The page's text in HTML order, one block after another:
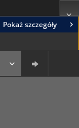
Pokaż szczegóły